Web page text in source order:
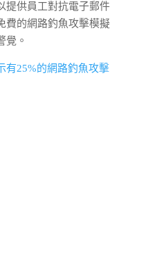
提供員工對抗電子郵件
費的網路釣魚攻擊模擬
覺。
有25%的網路釣魚攻擊